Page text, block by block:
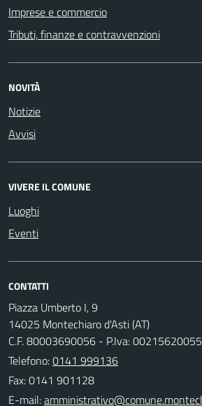
Imprese e commercio
Tributi, finanze e contravvenzioni
NOVITÀ
Notizie
Avvisi
VIVERE IL COMUNE
Luoghi
Eventi
CONTATTI
Piazza Umberto I, 9
14025 Montechiaro d'Asti (AT)
C.F. 80003690056 - P.Iva: 00215620055
Telefono:0141 999136
Fax: 0141 901128
E-mail: